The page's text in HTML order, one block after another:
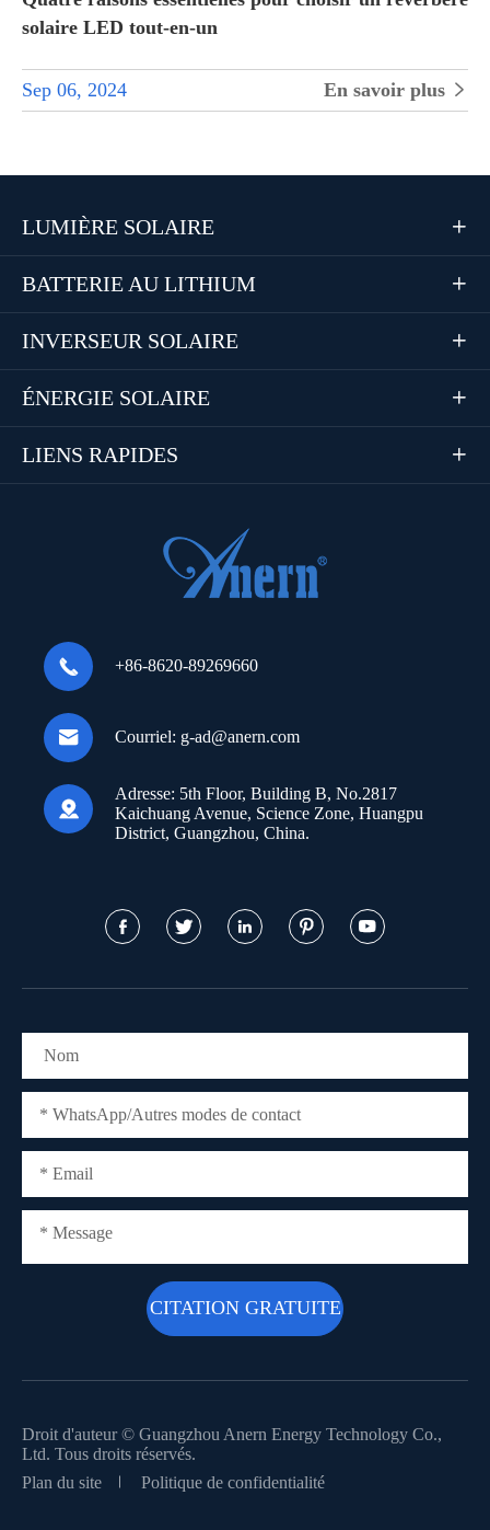
solaire LED tout-en-un
Sep 06, 2024 En savoir plus 
LUMIÈRE SOLAIRE 
BATTERIE AU LITHIUM 
INVERSEUR SOLAIRE 
ÉNERGIE SOLAIRE 
LIENS RAPIDES 
 +86-8620-89269660
 Courriel: g-ad@anern.com

Adresse: 5th Floor, Building B, No.2817
Kaichuang Avenue, Science Zone, Huangpu
District, Guangzhou, China.
    
Droit d'auteur © Guangzhou Anern Energy Technology Co.,
Ltd. Tous droits réservés.
Plan du site
Politique de confidentialité